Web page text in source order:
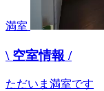
満室
\ 空室情報 /
ただいま満室です